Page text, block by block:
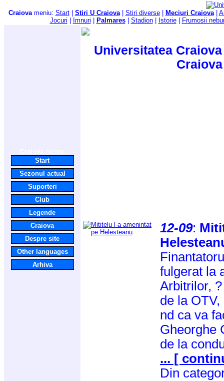
Craiovameniu: Start| Stiri U Craiova| Stiri diverse| Meciuri Craiova|
Jocuri
Imnuri Palmares| Stadion| Istorie| Frumosii
Start
Sezonul actual
Suporteri
Club
Legende
Craiova
Despre site
Other languages
Arhiva
Universitatea
12-09:
fulgerat la
Arbitrilor,
de la
nd ca va
Gheorghe
de la
... [
Din